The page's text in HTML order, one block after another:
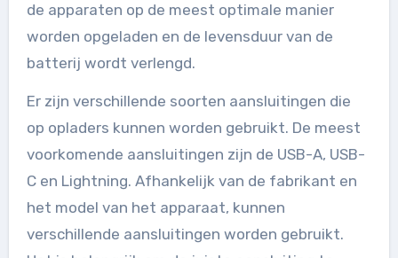
de apparaten op de meest optimale manier
worden opgeladen en de levensduur van de
batterij wordt verlengd.
Er zijn verschillende soorten aansluitingen die
op opladers kunnen worden gebruikt. De meest
voorkomende aansluitingen zijn de USB-A, USB-
C en Lightning. Afhankelijk van de fabrikant en
het model van het apparaat, kunnen
verschillende aansluitingen worden gebruikt.